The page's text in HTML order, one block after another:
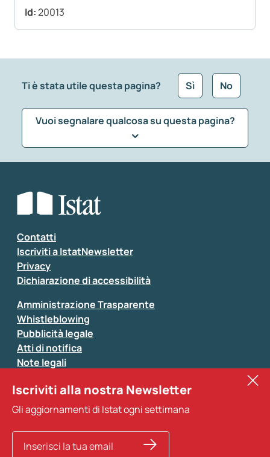
Id:20013
Ti è stata utile questa pagina? Sì No
Vuoi segnalare qualcosa su questa pagina?
Seleziona la tipologia della segnalazione
Inserisci il tuo commento
Si prega di non fornire dati di natura personale (ad
esempio dati di contatto). Per ogni altra comunicazione
e per richiedere dati, pubblicazioni, file di microdati,
Contatti
Iscriviti a IstatNewsletter
Privacy
Dichiarazione di accessibilità
Amministrazione Trasparente
Whistleblowing
Pubblicità legale
Atti di notifica
Note legali
Sistan
Altri servizi
Iscriviti alla nostra Newsletter
Gli aggiornamenti di Istat ogni settimana